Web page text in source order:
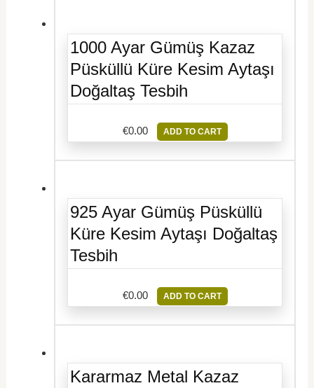
1000 Ayar Gümüş Kazaz
Püsküllü Küre Kesim Aytaşı
Doğaltaş Tesbih
€0.00 ADD TO CART
925 Ayar Gümüş Püsküllü
Küre Kesim Aytaşı Doğaltaş
Tesbih
€0.00 ADD TO CART
Kararmaz Metal Kazaz